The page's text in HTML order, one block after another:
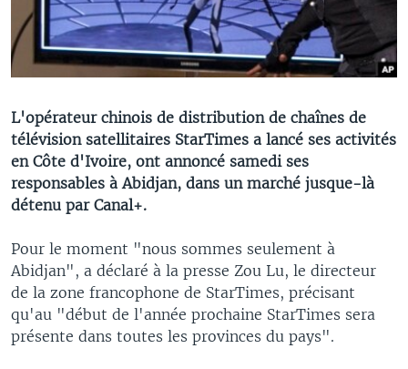
L'opérateur chinois de distribution de chaînes de
télévision satellitaires StarTimes a lancé ses activités
en Côte d'Ivoire, ont annoncé samedi ses
responsables à Abidjan, dans un marché jusque-là
détenu par Canal+.
Pour le moment "nous sommes seulement à
Abidjan", a déclaré à la presse Zou Lu, le directeur
de la zone francophone de StarTimes, précisant
qu'au "début de l'année prochaine StarTimes sera
présente dans toutes les provinces du pays".